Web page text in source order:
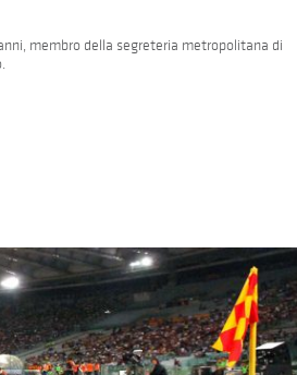
membro della segreteria metropolitana di